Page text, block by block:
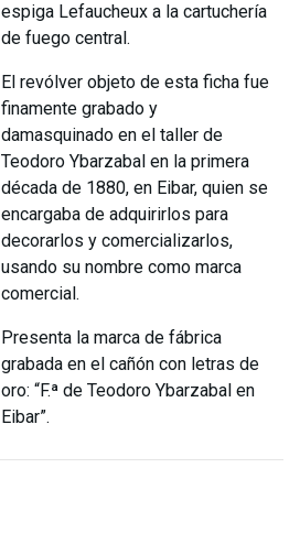
espiga Lefaucheux a la cartuchería
de fuego central.
El revólver objeto de esta ficha fue
finamente grabado y
damasquinado en el taller de
Teodoro Ybarzabal en la primera
década de 1880, en Eibar, quien se
encargaba de adquirirlos para
decorarlos y comercializarlos,
usando su nombre como marca
comercial.
Presenta la marca de fábrica
grabada en el cañón con letras de
oro: “F.ª de Teodoro Ybarzabal en
Eibar”.